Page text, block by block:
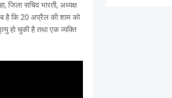
जिला सचिव भारती, अध्यक्ष
है कि 20 अप्रैल की शाम को
हो चुकी है तथा एक व्यक्ति